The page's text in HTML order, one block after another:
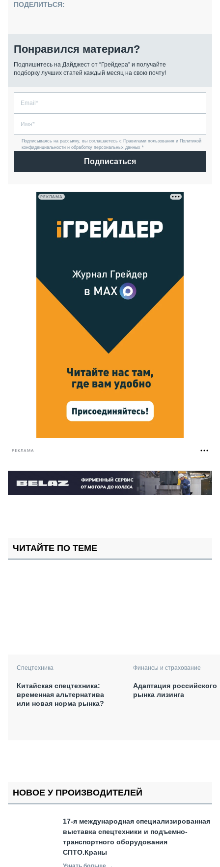
ПОДЕЛИТЬСЯ:
Понравился материал?
Подпишитесь на Дайджест от “Грейдера” и получайте
подборку лучших статей каждый месяц на свою почту!
Подписываясь на рассылку, вы соглашаетесь с Правилами пользования и Политикой
конфиденциальности и обработку персональных данных *
Подписаться
РЕКЛАМА
РЕКЛАМА
ЧИТАЙТЕ ПО ТЕМЕ
Спецтехника
Китайская спецтехника:
временная альтернатива
или новая норма рынка?
Финансы и страхование
Адаптация российского
рынка лизинга
НОВОЕ У ПРОИЗВОДИТЕЛЕЙ
17-я международная специализированная
выставка спецтехники и подъемно-
транспортного оборудования
СПТО.Краны